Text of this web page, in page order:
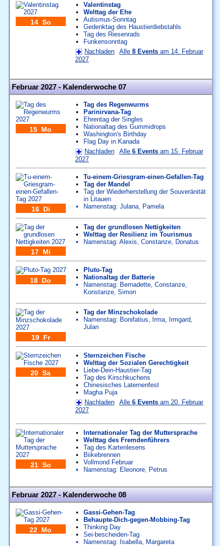
14 So
Valentinstag
Welttag der Ehe
Autismus-Sonntag
Gedenktag des Haustierdiebstahls
Tag des Riesenrads
Funkensonntag
Nachladen
Alle 8 Eventsam 14. Februar
2027
Februar 2027 - Kalenderwoche 07
15 Mo
Tag des Regenwurms
Parinirvana-Tag
Ehrentag der Singles
Nationaltag des Gummidrops
Washington's Birthday
Flag Day in Kanada
Nachladen
Alle 6 Eventsam 15. Februar
2027
16 Di
Tu-einem-Griesgram-einen-Gefallen-Tag
Tag der Mandel
Tag der Wiederherstellung der Souveränität
in Litauen
Namenstag: Julana, Pamela
17 Mi
Tag der grundlosen Nettigkeiten
Welttag der Resilienz im Tourismus
Namenstag: Alexis Constanze, Donatus
18 Do
Pluto-Tag
Nationaltag der Batterie
Namenstag: Bernadette, Constanze,
Konstanze, Simon
19 Fr
Tag der Minzschokolade
Namenstag: Bonifatius Irma, Irmgard
Julan
20 Sa
Sternzeichen Fische
Welttag der Sozialen Gerechtigkeit
Liebe-Dein-Haustier-Tag
Tag des Kirschkuchens
Chinesisches Laternenfest
Magha Puja
Nachladen
Alle 6 Eventsam 20. Februar
2027
21 So
Internationaler Tag der Muttersprache
Welttag des Fremdenführers
Tag des Kartenlesens
Biikebrennen
Vollmond Februar
Namenstag: Eleonore, Petrus
Februar 2027 - Kalenderwoche 08
22 Mo
Gassi-Gehen-Tag
Behaupte-Dich-gegen-Mobbing-Tag
Thinking Day
Sei-bescheiden-Tag
Namenstag: Isabella, Margareta